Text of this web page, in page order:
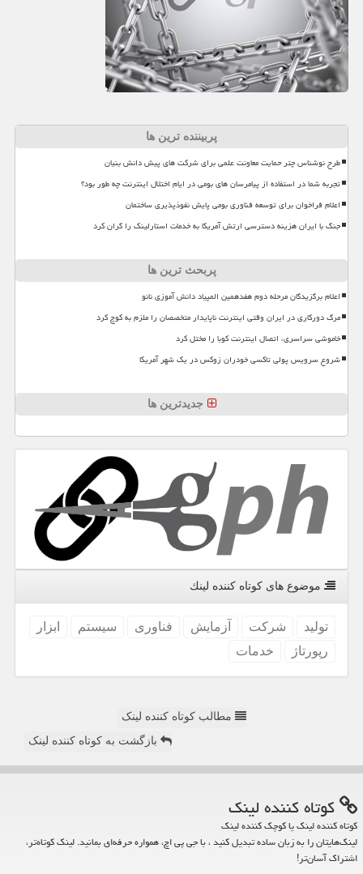
پربیننده ترین ها
طرح نوشناس چتر حمایت معاونت علمی برای شرکت های پیش دانش بنیان
تجربه شما در استفاده از پیامرسان های بومی در ایام اختلال اینترنت چه طور بود؟
اعلام فراخوان برای توسعه فناوری بومی پایش نفوذپذیری ساختمان
جنگ با ایران هزینه دسترسی ارتش آمریکا به خدمات استارلینک را گران کرد
پربحث ترین ها
اعلام برگزیدگان مرحله دوم هفدهمین المپیاد دانش آموزی نانو
مرگ دورکاری در ایران وقتی اینترنت ناپایدار متخصصان را ملزم به کوچ کرد
خاموشی سراسری، اتصال اینترنت کوبا را مختل کرد
شروع سرویس پولی تاکسی خودران زوکس در یک شهر آمریکا
جدیدترین ها
موضوع های كوتاه كننده لینك
تولید شركت آزمایش فناوری سیستم
ابزار
رپورتاژ
خدمات
مطالب کوتاه کننده لینک
بازگشت به کوتاه کننده لینک
كوتاه كننده لینك
کوتاه کننده لینک یا کوچک کننده لینک
لینک‌هایتان را به زبان ساده تبدیل کنید ، با جی پی اچ، همواره حرفه‌ای بمانید. لینک کوتاه‌تر،
اشتراک آسان‌تر!